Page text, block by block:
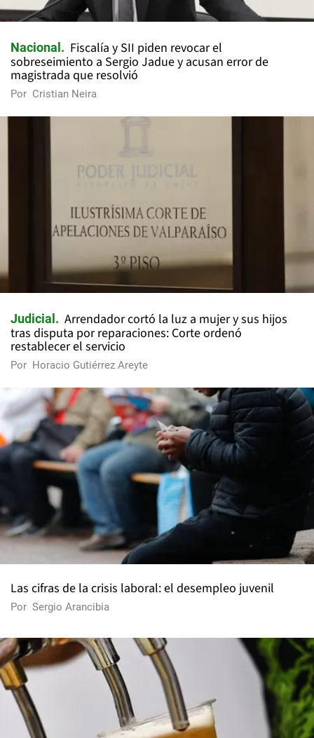
Nacional
Fiscalía y SII piden revocar el
sobreseimiento a Sergio Jadue y acusan error de
magistrada que resolvió
Por Cristian Neira
Judicial
Arrendador cortó la luz a mujer y sus hijos
tras disputa por reparaciones: Corte ordenó
restablecer el servicio
Por Horacio Gutiérrez Areyte
Las cifras de la crisis laboral: el desempleo juvenil
Por Sergio Arancibia